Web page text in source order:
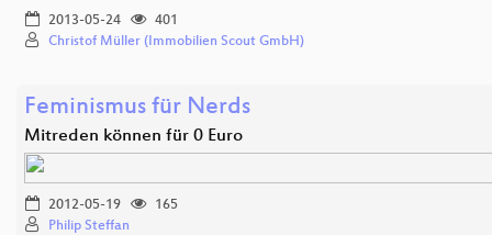
2013-05-24
401
Christof Müller (Immobilien Scout GmbH)
Feminismus für Nerds
Mitreden können für 0 Euro
2012-05-19
165
Philip Steffan